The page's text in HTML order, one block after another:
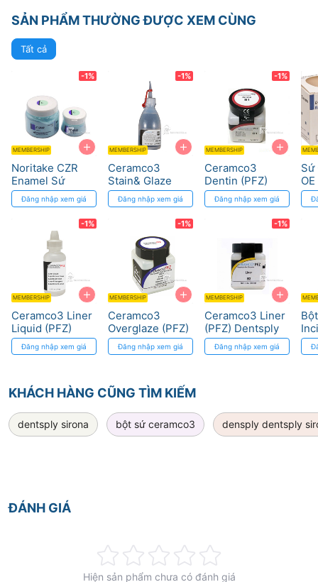
SẢN PHẨM THƯỜNG ĐƯỢC XEM CÙNG
Tất cả
+
-1%
MEMBERSHIP
Noritake CZR
Enamel Sứ
không kim loại -
Đa dạng màu,
Nhiệt độ nướng
Đăng nhập xem giá
+
-1%
MEMBERSHIP
Ceramco3 Liner
Liquid (PFZ)
Dentsply Sirona
Đăng nhập xem giá
+
-1%
MEMBERSHIP
Ceramco3
Stain& Glaze
Liquid (PFZ)
Dentsply Sirona
Đăng nhập xem giá
+
-1%
MEMBERSHIP
Ceramco3
Overglaze (PFZ)
Dentsply Sirona
Đăng nhập xem giá
+
-1%
MEMBERSHIP
Ceramco3
Dentin (PFZ)
Dentsply Sirona
Đăng nhập xem giá
+
-1%
MEMBERSHIP
Ceramco3 Liner
(PFZ) Dentsply
Sirona
Đăng nhập xem giá
Sứ
KHÁCH HÀNG CŨNG TÌM KIẾM
dentsply sirona bột sứ ceramco3 densply dentsply
ĐÁNH GIÁ
0%
Hiện sản phẩm chưa có đánh giá